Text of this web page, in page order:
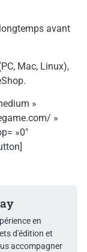
avant
Mac, Linux),
»
»
»0″
en
d'édition et
accompagner